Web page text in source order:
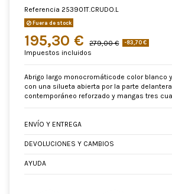
Referencia 253901T.CRUDO.L
Fuera de stock
195,30 € 279,00 € -83,70 €
Impuestos incluidos
Abrigo largo monocromáticode color blanco
con una silueta abierta por la parte
contemporáneo reforzado y mangas tres
ENVÍO Y ENTREGA
DEVOLUCIONES Y CAMBIOS
AYUDA